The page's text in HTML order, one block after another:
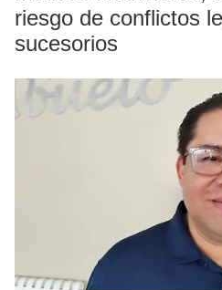
riesgo de conflictos
sucesorios